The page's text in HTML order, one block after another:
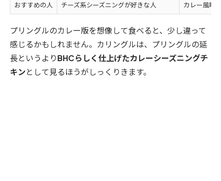
おすすめの人 チーズ系シーズニングが好きな人 カレー風味
プリングルのカレー版を想像して食べると、少し違って
感じるかもしれません。カリングルは、プリングルの延
長というよりBHCらしく仕上げたカレーシーズニングチ
キンとして見るほうがしっくりきます。